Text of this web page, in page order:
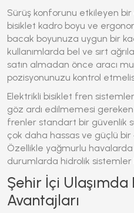
Sürüş konforunu etkileyen
bisiklet kadro boyu ve
bacak boyunuza uygun bir
kullanımlarda bel ve sırt
satın almadan önce aracı
pozisyonunuzu kontrol
Elektrikli bisiklet fren
göz ardı edilmemesi
frenler standart bir güvenlik
çok daha hassas ve güçlü
Özellikle yağmurlu
durumlarda hidrolik sistemler
Şehir İçi
Avantajları